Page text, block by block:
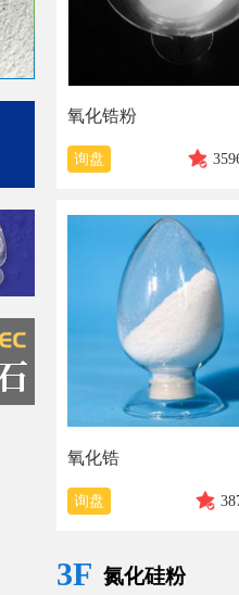
氧化锆粉
询盘
氧化锆
询盘
3F 氮化硅粉